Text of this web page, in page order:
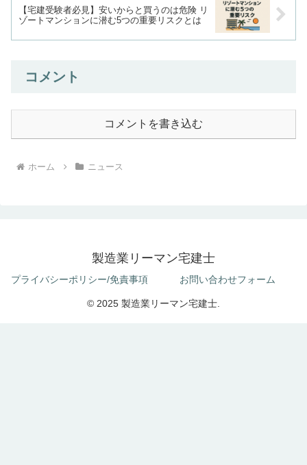
【宅建受験者必見】安いからと買うのは危険 リ
ゾートマンションに潜む5つの重要リスクとは
コメント
コメントを書き込む
ホーム ニュース
製造業リーマン宅建士
プライバシーポリシー/免責事項 お問い合わせフォーム
© 2025 製造業リーマン宅建士.